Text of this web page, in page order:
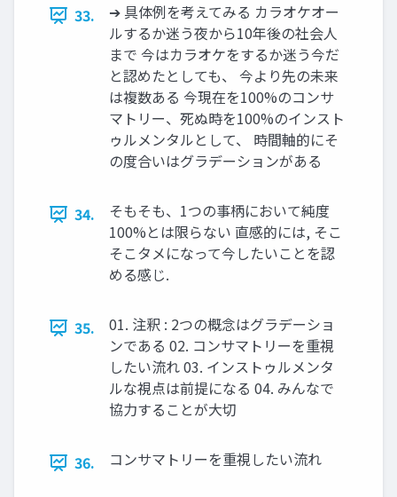
33.
➔ 具体例を考えてみる カラオケオー
ルするか迷う夜から10年後の社会人
まで 今はカラオケをするか迷う今だ
と認めたとしても、 今より先の未来
は複数ある 今現在を100%のコンサ
マトリー、死ぬ時を100%のインスト
ゥルメンタルとして、 時間軸的にそ
の度合いはグラデーションがある
34.
そもそも、1つの事柄において純度
100%とは限らない 直感的には, そこ
そこタメになって今したいことを認
める感じ.
35.
01. 注釈 : 2つの概念はグラデーショ
ンである 02. コンサマトリーを重視
したい流れ 03. インストゥルメンタ
ルな視点は前提になる 04. みんなで
協力することが大切
36. コンサマトリーを重視したい流れ